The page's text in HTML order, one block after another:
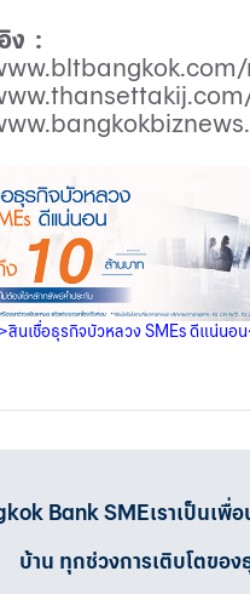
ง :
สินเชื่อธุรกิจบัวหลวงSMEsดีแน่นอน
Bank SMEเราเป็นเพื่
บ้าน ทุกช่วงการเติบโตของ